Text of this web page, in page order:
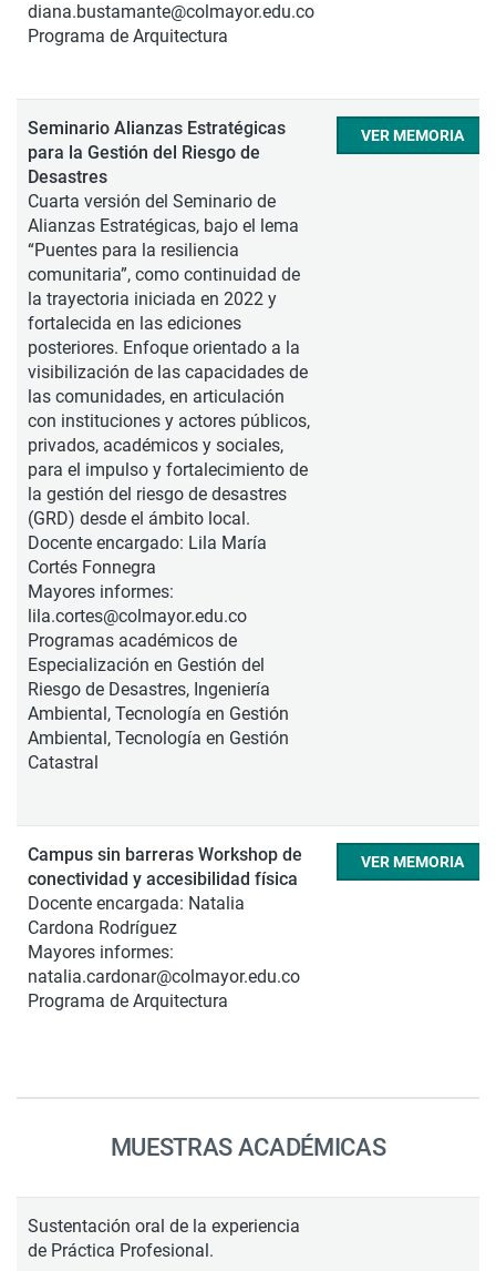
diana.bustamante@colmayor.edu.co
Programa de Arquitectura
Seminario Alianzas Estratégicas
para la Gestión del Riesgo de
Desastres
Cuarta versión del Seminario de
Alianzas Estratégicas, bajo el lema
“Puentes para la resiliencia
comunitaria”, como continuidad de
la trayectoria iniciada en 2022 y
fortalecida en las ediciones
posteriores. Enfoque orientado a la
visibilización de las capacidades de
las comunidades, en articulación
con instituciones y actores públicos,
privados, académicos y sociales,
para el impulso y fortalecimiento de
la gestión del riesgo de desastres
(GRD) desde el ámbito local.
Docente encargado: Lila María
Cortés Fonnegra
Mayores informes:
lila.cortes@colmayor.edu.co
Programas académicos de
Especialización en Gestión del
Riesgo de Desastres, Ingeniería
Ambiental, Tecnología en Gestión
Ambiental, Tecnología en Gestión
Catastral
VER MEMORIA
Campus sin barreras Workshop de
conectividad y accesibilidad física
Docente encargada: Natalia
Cardona Rodríguez
Mayores informes:
natalia.cardonar@colmayor.edu.co
Programa de Arquitectura
VER MEMORIA
MUESTRAS ACADÉMICAS
Sustentación oral de la experiencia
de Práctica Profesional.